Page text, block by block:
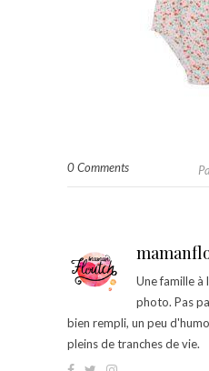
0 Comments
Une famille à
photo. Pas
bien rempli, un peu
pleins de tranches de vie.